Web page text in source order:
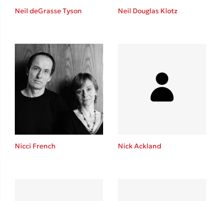
Κώστας Κρομμύδας
Το λιμάνι μου είσαι εσύ
Neil deGrasse Tyson Neil Douglas Klotz
Nicci French Nick Ackland